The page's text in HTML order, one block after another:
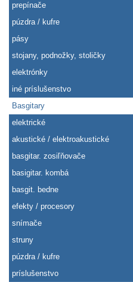
prepínače
púzdra / kufre
pásy
stojany, podnožky, stoličky
elektrónky
iné príslušenstvo
Basgitary
elektrické
akustické / elektroakustické
basgitar. zosiľňovače
basigitar. kombá
basgit. bedne
efekty / procesory
snímače
struny
púzdra / kufre
príslušenstvo